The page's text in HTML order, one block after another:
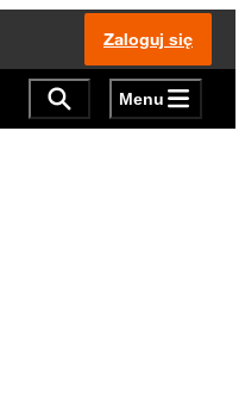
Zaloguj się
Menu